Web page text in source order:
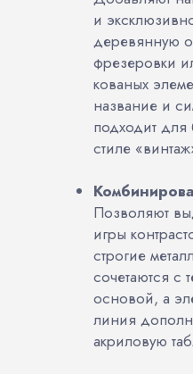
и
деревянную
фрезеровки
кованых
название и
подходит
стиле
Позволяют
игры
строгие
сочетаются с
основой, а
линия
акриловую